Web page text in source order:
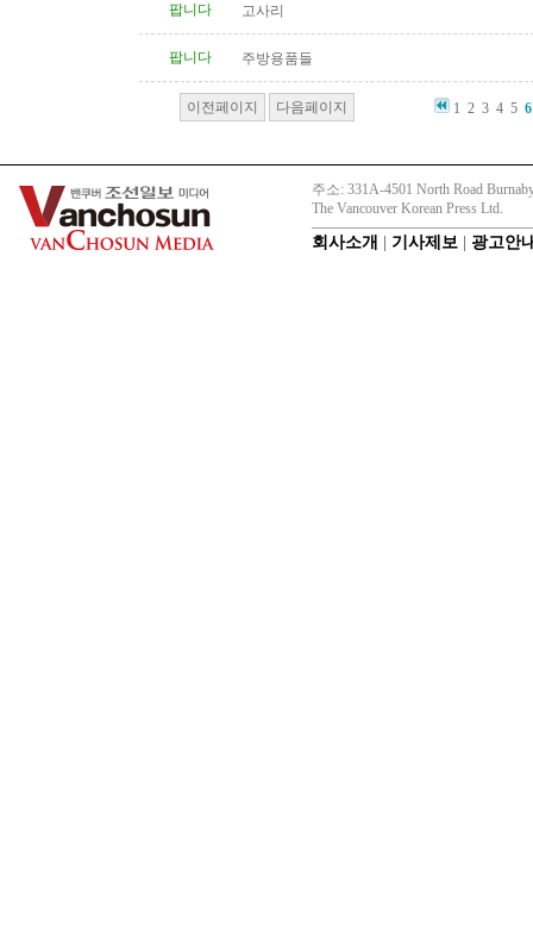
팝니다 고사리
팝니다 주방용품들
이전페이지 다음페이지 1 2 3 4 5 6
주소: 331A-4501 North Road
The Vancouver Korean Press Ltd.
회사소개 기사제보 광고안